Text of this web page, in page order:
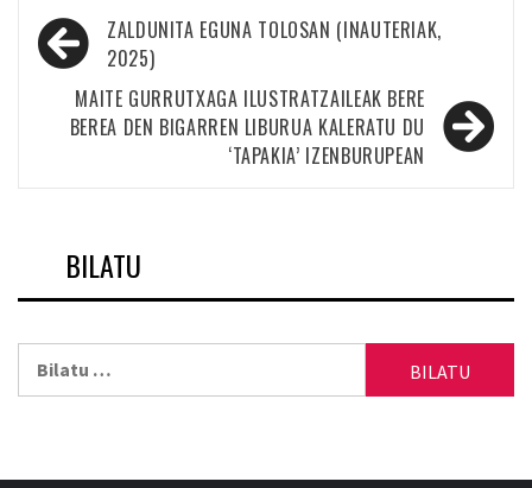
Bidalketetan
zehar
nabigatu
ZALDUNITA EGUNA TOLOSAN (INAUTERIAK,
2025)
MAITE GURRUTXAGA ILUSTRATZAILEAK BERE
BEREA DEN BIGARREN LIBURUA KALERATU DU
‘TAPAKIA’ IZENBURUPEAN
BILATU